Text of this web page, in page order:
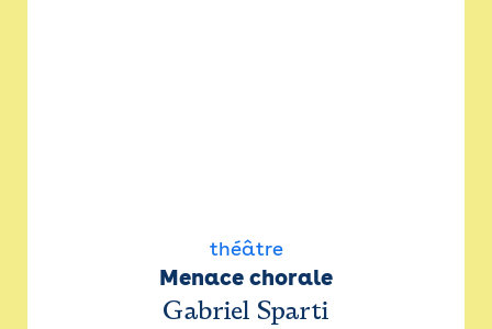
théâtre
Menace chorale
Gabriel Sparti